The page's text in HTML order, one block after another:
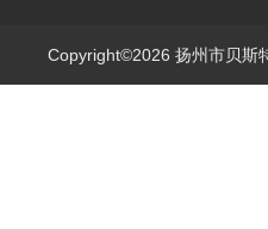
Copyright©2026 扬州市贝